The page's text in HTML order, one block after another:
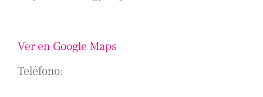
Ver en Google Maps
Teléfono: